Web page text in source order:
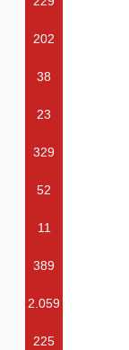
202
38
23
329
52
11
389
2.059
225